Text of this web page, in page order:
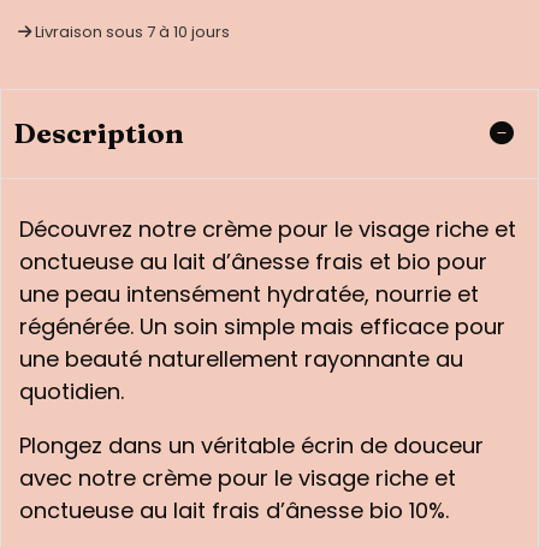
Livraison sous 7 à 10 jours
Description
Découvrez notre crème pour le visage riche et
onctueuse au lait d’ânesse frais et bio pour
une peau intensément hydratée, nourrie et
régénérée. Un soin simple mais efficace pour
une beauté naturellement rayonnante au
quotidien.
Plongez dans un véritable écrin de douceur
avec notre crème pour le visage riche et
onctueuse au lait frais d’ânesse bio 10%.